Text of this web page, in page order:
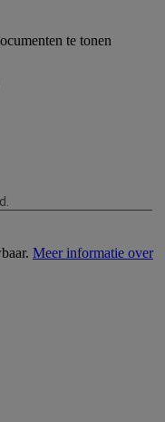
te tonen
Meer informatie over